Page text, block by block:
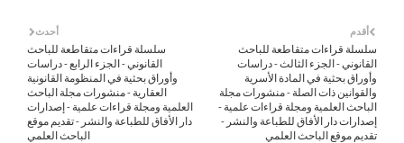
أحدث
سلسلة قراءات متقاطعة للباحث
القانوني - الجزء الرابع - دراسات
وأوراق بحثية في المنظومة القانونية
العقارية - منشورات مجلة الباحث
العلمية ومجلة قراءات علمية - إصدارات
دار الأفاق للطباعة والنشر - تقديم موقع
الباحث العلمي
أقدم
سلسلة قراءات متقاطعة للباحث
القانوني - الجزء الثالث - دراسات
وأوراق بحثية في المادة الأسرية
والقوانين ذات الصلة - منشورات مجلة
الباحث العلمية ومجلة قراءات علمية -
إصدارات دار الأفاق للطباعة والنشر -
تقديم موقع الباحث العلمي